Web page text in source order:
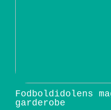
Fodboldidolens
garderobe